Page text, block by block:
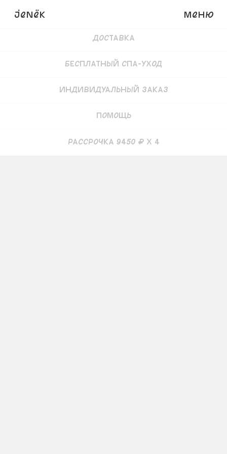
JENёK Меню
Доставка
Бесплатный СПА-уход
Индивидуальный заказ
Помощь
рассрочка 9450 ₽ x 4